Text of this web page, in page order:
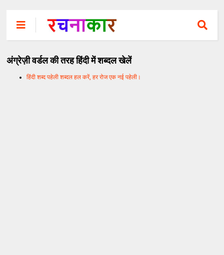
अंग्रेज़ी वर्डल की तरह हिंदी में शब्दल खेलें
हिंदी शब्द पहेली शब्दल हल करें, हर रोज एक नई पहेली।